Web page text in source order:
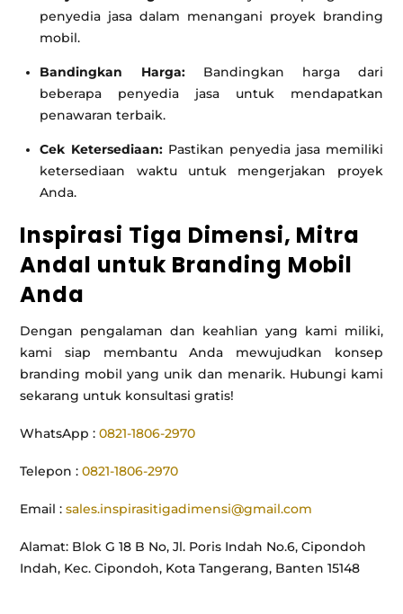
penyedia jasa dalam menangani proyek branding
mobil.
Bandingkan Harga:Bandingkan harga dari
beberapa penyedia jasa untuk mendapatkan
penawaran terbaik.
Cek Ketersediaan:Pastikan penyedia jasa memiliki
ketersediaan waktu untuk mengerjakan proyek
Anda.
Inspirasi Tiga Dimensi, Mitra
Andal untuk Branding Mobil
Anda
Dengan pengalaman dan keahlian yang kami miliki,
kami siap membantu Anda mewujudkan konsep
branding mobil yang unik dan menarik. Hubungi kami
sekarang untuk konsultasi gratis!
WhatsApp :0821-1806-2970
Telepon :0821-1806-2970
Email :sales.inspirasitigadimensi@gmail.com
Alamat: Blok G 18 B No, Jl. Poris Indah No.6, Cipondoh
Indah, Kec. Cipondoh, Kota Tangerang, Banten 15148